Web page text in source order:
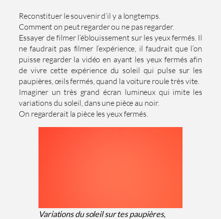
Reconstituer le souvenir d’il y a longtemps.
Comment on peut regarder ou ne pas regarder.
Essayer de filmer l’éblouissement sur les yeux fermés. Il
ne faudrait pas filmer l’expérience, il faudrait que l’on
puisse regarder la vidéo en ayant les yeux fermés afin
de vivre cette expérience du soleil qui pulse sur les
paupières, œils fermés, quand la voiture roule très vite.
Imaginer un très grand écran lumineux qui imite les
variations du soleil, dans une pièce au noir.
On regarderait la pièce les yeux fermés.
Variations du soleil sur tes paupières,